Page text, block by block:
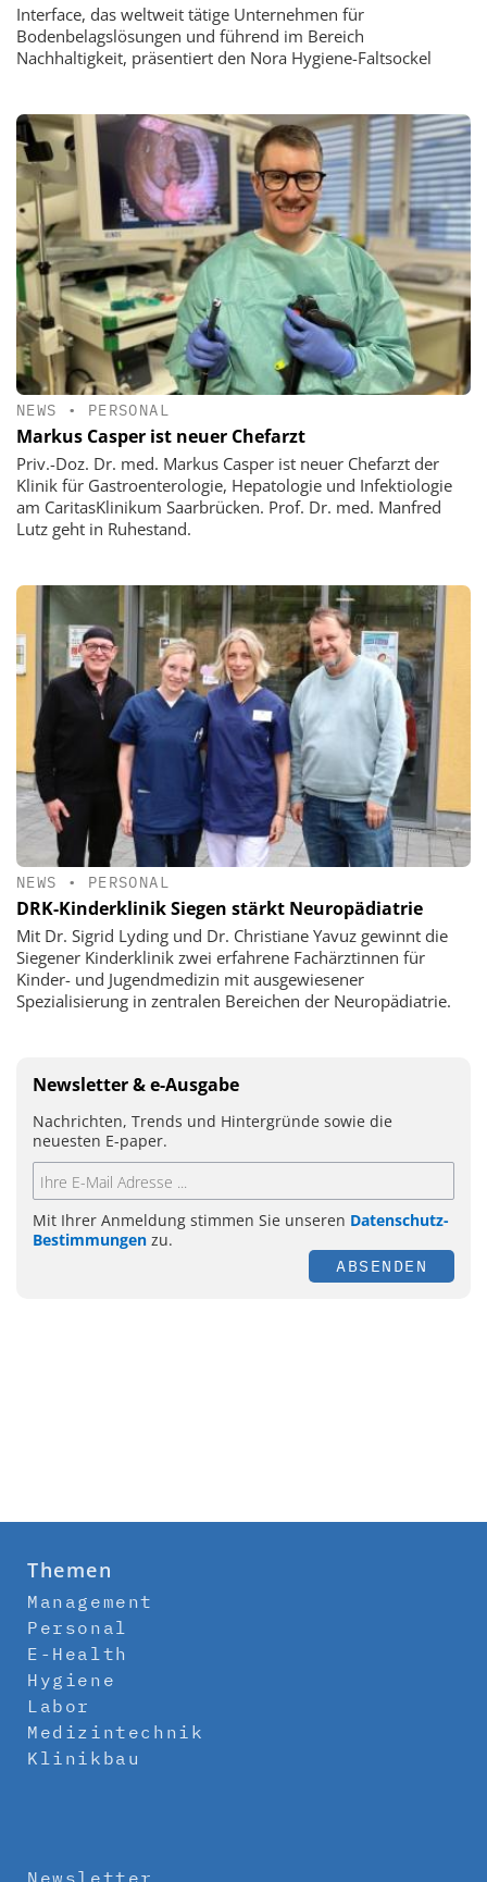
Interface, das weltweit tätige Unternehmen für
Bodenbelagslösungen und führend im Bereich
Nachhaltigkeit, präsentiert den Nora Hygiene-Faltsockel
NEWS • PERSONAL
Markus Casper ist neuer Chefarzt
Priv.-Doz. Dr. med. Markus Casper ist neuer Chefarzt der
Klinik für Gastroenterologie, Hepatologie und Infektiologie
am CaritasKlinikum Saarbrücken. Prof. Dr. med. Manfred
Lutz geht in Ruhestand.
NEWS • PERSONAL
DRK-Kinderklinik Siegen stärkt Neuropädiatrie
Mit Dr. Sigrid Lyding und Dr. Christiane Yavuz gewinnt die
Siegener Kinderklinik zwei erfahrene Fachärztinnen für
Kinder- und Jugendmedizin mit ausgewiesener
Spezialisierung in zentralen Bereichen der Neuropädiatrie.
Newsletter & e-Ausgabe
Nachrichten, Trends und Hintergründe sowie die
neuesten E-paper.
Mit Ihrer Anmeldung stimmen Sie unseren Datenschutz-
Bestimmungen zu.
ABSENDEN
Themen
Management
Personal
E-Health
Hygiene
Labor
Medizintechnik
Klinikbau